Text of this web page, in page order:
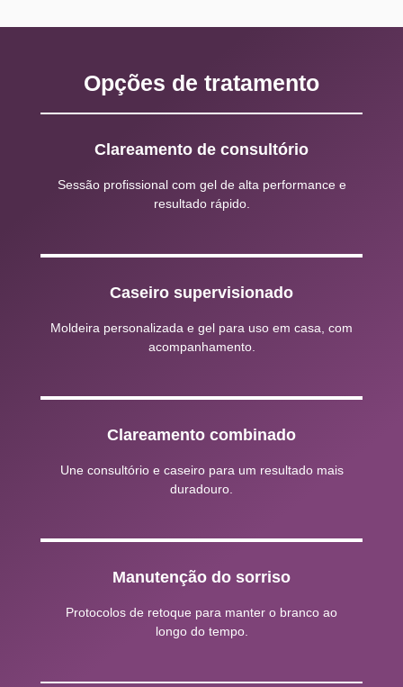
Opções de tratamento
Clareamento de consultório
Sessão profissional com gel de alta performance e
resultado rápido.
Caseiro supervisionado
Moldeira personalizada e gel para uso em casa, com
acompanhamento.
Clareamento combinado
Une consultório e caseiro para um resultado mais
duradouro.
Manutenção do sorriso
Protocolos de retoque para manter o branco ao
longo do tempo.